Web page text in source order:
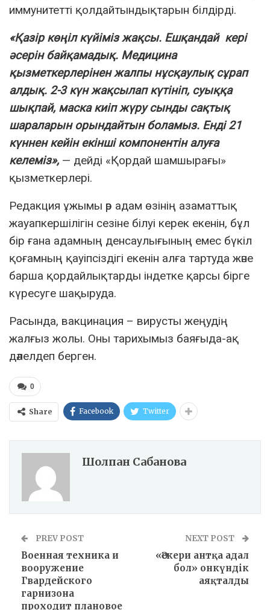
иммунитетті қолдайтындықтарын білдірді.
«Қазіркөңілкүйімізжақсы. Ешқандайкері
әсерінбайқамадық. Медицина
қызметкерлеріненжалпы нұсқаулықсұрап
алдық. 2-3 күнжақсылапкүтініп, суыққа
шықпай, маска киіп жүрусынды сақтық
шараларын орындайтын боламыз. Енді 21
күнненкейін екінші компонентін алуға
келеміз», — дейді «Қордай шамшырағы»
қызметкерлері.
Редакция ұжымы әр адам өзінің азаматтық
жауапкершілігін сезіне білуі керек екенін, бұл
бір ғана адамның денсаулығының емес бүкіл
қоғамның қауіпсіздігі екенін алға тартуда және
барша қордайлықтарды індетке қарсы бірге
күресуге шақыруда.
Расында, вакцинация – вирусты жеңудің
жалғыз жолы. Оны тарихымыз баяғыда-ақ
дәлелдеп берген.
0
Share Facebook Twitter
Шолпан Сабанова
PREV POST
Военная техника и
вооружение
Гвардейского
гарнизона
проходит плановое
NEXT POST
«Әскери антқа адал
бол» онкүндік
аяқталды